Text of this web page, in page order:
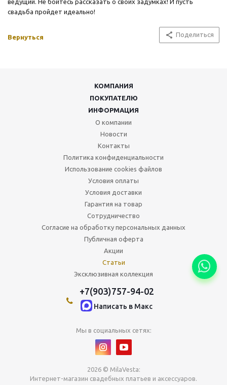
ведущий. Не бойтесь рассказать о своих задумках! И пусть
свадьба пройдет идеально!
Вернуться Поделиться
КОМПАНИЯ
ПОКУПАТЕЛЮ
ИНФОРМАЦИЯ
О компании
Новости
Контакты
Политика конфиденциальности
Использование cookies файлов
Условия оплаты
Условия доставки
Гарантия на товар
Сотрудничество
Согласие на обработку персональных данных
Публичная оферта
Акции
Статьи
Эксклюзивная коллекция
+7(903)757-94-02
Написать в Maкс
Мы в социальных сетях:
2026 © MilaVesta:
Интернет-магазин свадебных платьев и аксессуаров.